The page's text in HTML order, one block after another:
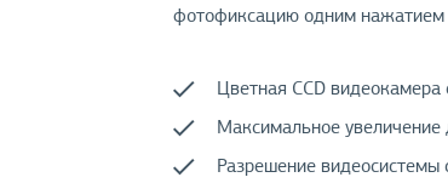
фотофиксацию одним нажатием
Цветная CCD
Максимальное увеличение
Разрешение видеосистемы